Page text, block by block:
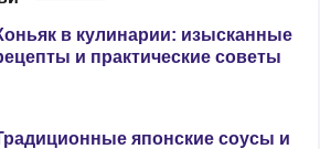
в кулинарии: изысканные
и практические советы
японские соусы и